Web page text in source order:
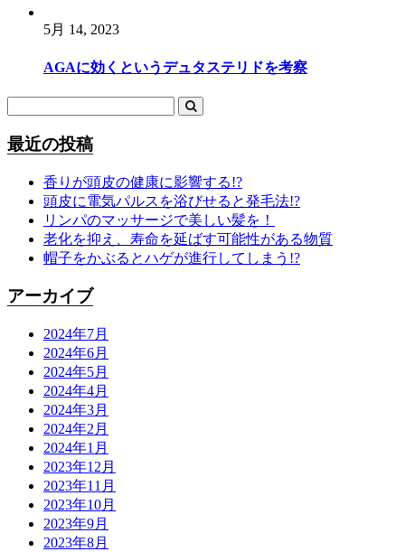
5月 14, 2023
AGAに効くというデュタステリドを考察
最近の投稿
香りが頭皮の健康に影響する!?
頭皮に電気パルスを浴びせると発毛法!?
リンパのマッサージで美しい髪を！
老化を抑え、寿命を延ばす可能性がある物質
帽子をかぶるとハゲが進行してしまう!?
アーカイブ
2024年7月
2024年6月
2024年5月
2024年4月
2024年3月
2024年2月
2024年1月
2023年12月
2023年11月
2023年10月
2023年9月
2023年8月